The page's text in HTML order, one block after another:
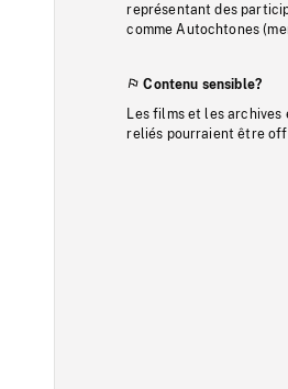
représentant des
comme Autochtones
Contenu sensible?
Les films et les
reliés pourraient être